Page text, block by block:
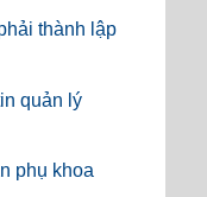
thành lập
quản lý
phụ khoa